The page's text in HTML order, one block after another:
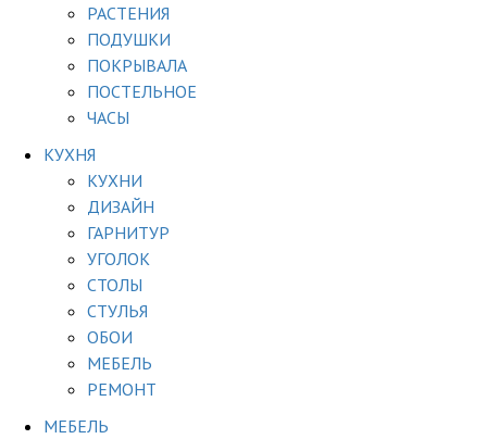
РАСТЕНИЯ
ПОДУШКИ
ПОКРЫВАЛА
ПОСТЕЛЬНОЕ
ЧАСЫ
КУХНЯ
КУХНИ
ДИЗАЙН
ГАРНИТУР
УГОЛОК
СТОЛЫ
СТУЛЬЯ
ОБОИ
МЕБЕЛЬ
РЕМОНТ
МЕБЕЛЬ